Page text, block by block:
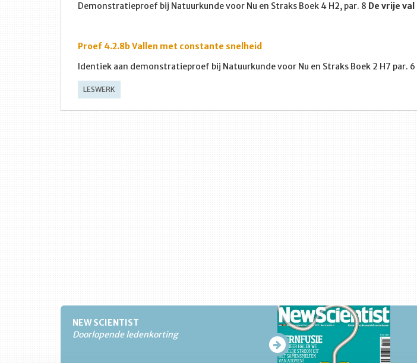
Demonstratieproef bij Natuurkunde voor Nu en Straks Boek 4 H2, par. 8 De vrije val
Proef 4.2.8b Vallen met constante snelheid
Identiek aan demonstratieproef bij Natuurkunde voor Nu en Straks Boek 2 H7 par. 6
LESWERK
NEW SCIENTIST
Doorlopende ledenkorting